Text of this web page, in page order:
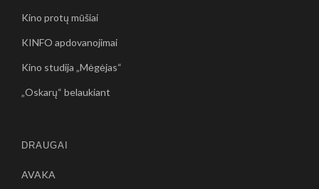
Kino protų mūšiai
KINFO apdovanojimai
Kino studija „Mėgėjas“
„Oskarų“ belaukiant
DRAUGAI
AVAKA